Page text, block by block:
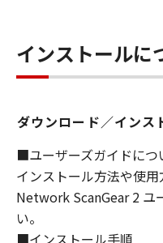
ないものとします。
８．契約期間
記のボタンをクリッ
し、下記(2)または
効に存続します。
(2) お客様は、「本
り、本契約書を終了
インストールに
ダウンロード／インス
■ユーザーズガイドにつ
インストール方法や使
Network ScanGear 2 ユ
い。
■インストール手順